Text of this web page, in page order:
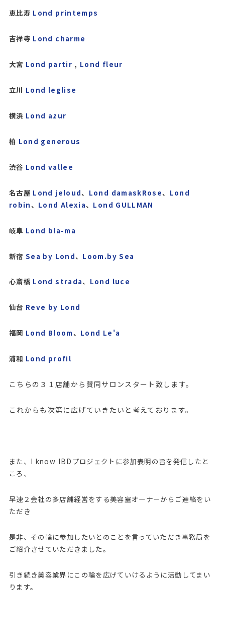
恵比寿 Lond printemps
吉祥寺 Lond charme
大宮 Lond partir , Lond fleur
立川 Lond leglise
横浜 Lond azur
柏 Lond generous
渋谷 Lond vallee
名古屋 Lond jeloud、 Lond damaskRose、 Lond
robin 、 Lond Alexia、 Lond GULLMAN
岐阜 Lond bla-ma
新宿Sea by Lond、 Loom.by Sea
心斎橋 Lond strada、 Lond luce
仙台 Reve by Lond
福岡 Lond Bloom 、 Lond Le'a
浦和 Lond profil
こちらの３１店舗から賛同サロンスタート致します。
これからも次第に広げていきたいと考えております。
また、I know IBDプロジェクトに参加表明の旨を発信したと
ころ、
早速２会社の多店舗経営をする美容室オーナーからご連絡をい
ただき
是非、その輪に参加したいとのことを言っていただき事務局を
ご紹介させていただきました。
引き続き美容業界にこの輪を広げていけるように活動してまい
ります。